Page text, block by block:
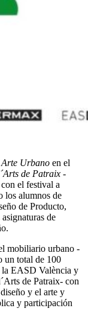
Arte Urbano en el
de Patraix -
el festival a
los alumnos de
de Producto,
de
mobiliario urbano -
un total de 100
la EASD València y
de Patraix- con
y el arte y
y participación